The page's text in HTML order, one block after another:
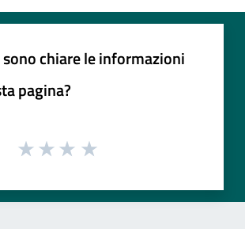
chiare le informazioni
pagina?